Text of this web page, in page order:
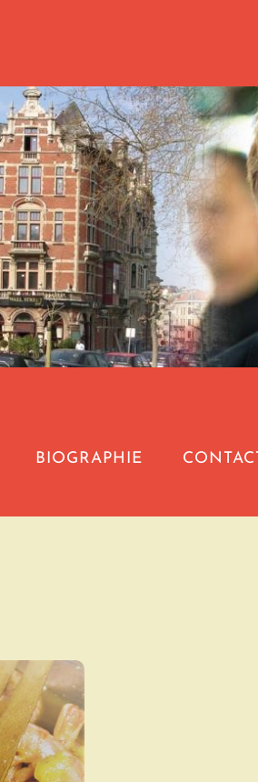
BIOGRAPHIE CONTACT